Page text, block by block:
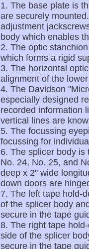
1. The base plate is
are securely
adjustment
body which enables
2. The optic
which forms a rigid
3. The horizontal
alignment of the
4. The Davidson
especially designed
recorded information
vertical lines are
5. The focussing
focussing for
6. The splicer body is
No. 24, No. 25, and
deep x 2" wide
down doors are
7. The left tape hold-
of the splicer body
secure in the tape
8. The right tape
side of the splicer
secure in the tape